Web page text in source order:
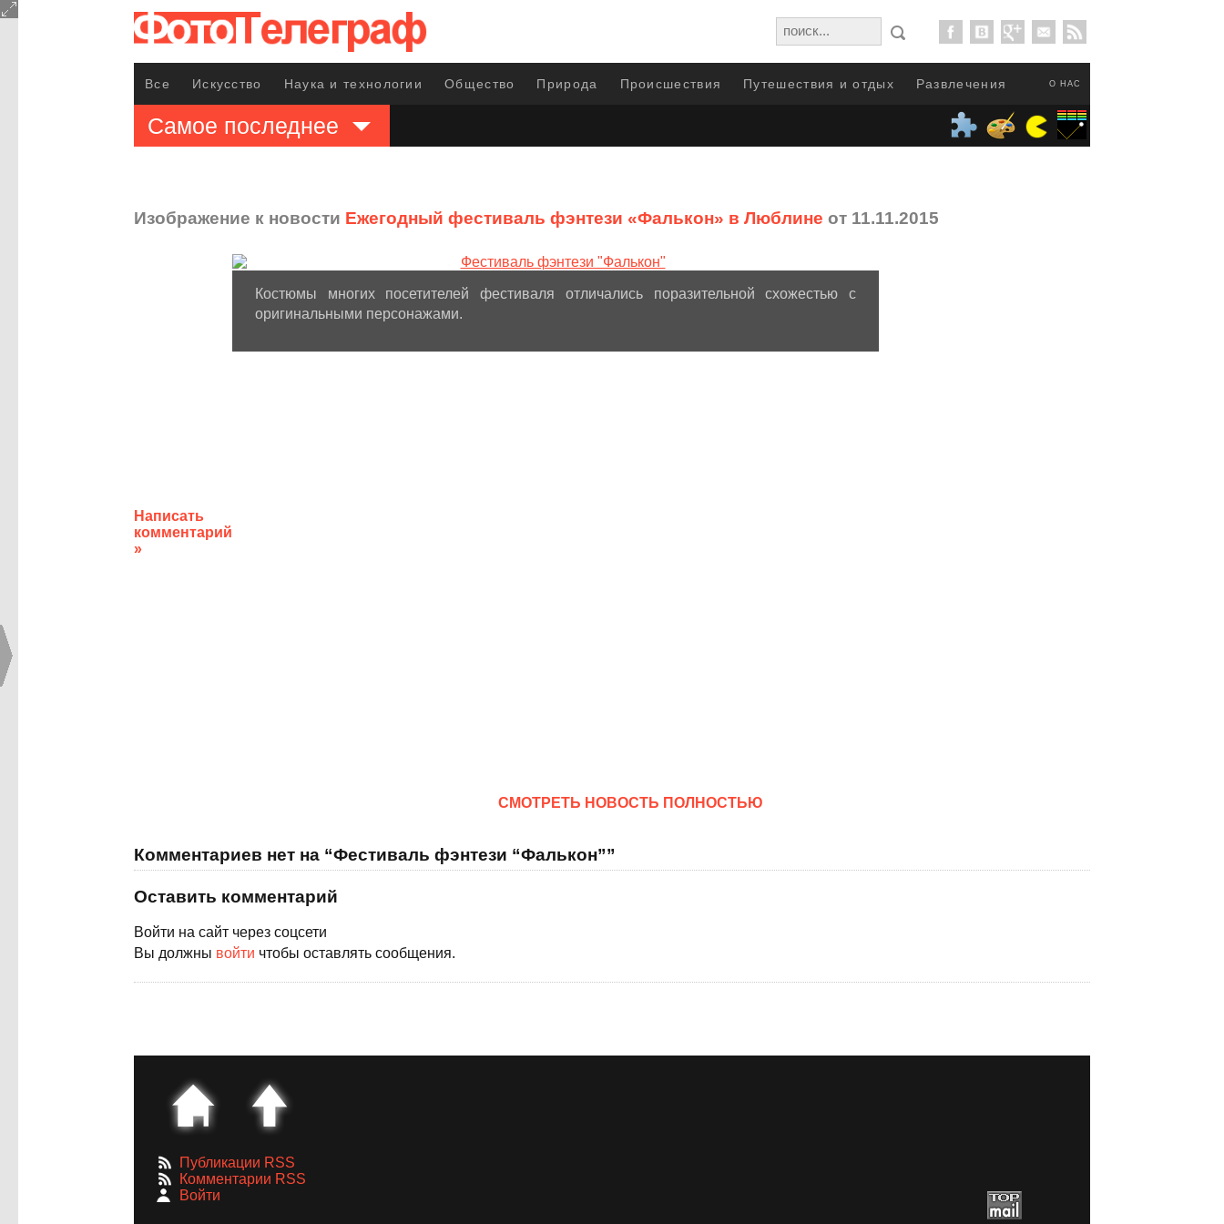
О НАС
Все Искусство Наука и технологии Общество Природа Происшествия Путешествия и отдых Развлечения
Самое последнее
Изображение к новости Ежегодный фестиваль фэнтези «Фалькон» в Люблине от 11.11.2015
Написать
комментарий
»
Костюмы многих посетителей фестиваля отличались поразительной схожестью с
оригинальными персонажами.
CМОТРЕТЬ НОВОСТЬ ПОЛНОСТЬЮ
Комментариев нет на “Фестиваль фэнтези “Фалькон””
Оставить комментарий
Войти на сайт через соцсети
Вы должны войти чтобы оставлять сообщения.
Публикации RSS
Комментарии RSS
Войти